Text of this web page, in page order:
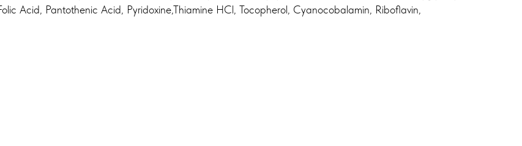
Acid, Pantothenic Acid, Pyridoxine,Thiamine HCl, Tocopherol, Cyanocobalamin, Riboflavin,